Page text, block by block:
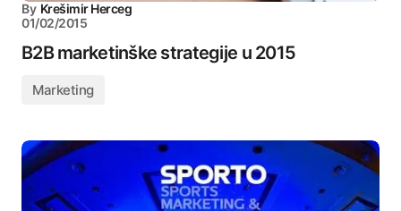
By Krešimir Herceg
01/02/2015
B2B marketinške strategije u 2015
Marketing